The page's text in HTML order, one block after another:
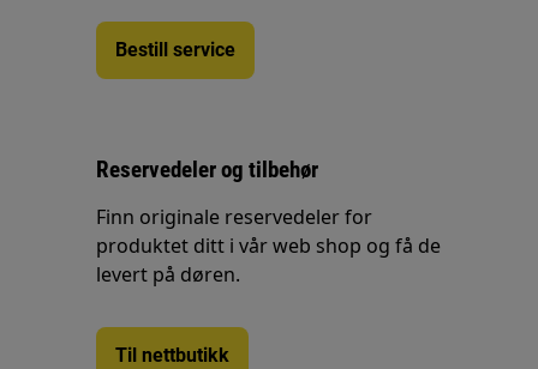
Bestill service
Reservedeler og tilbehør
Finn originale reservedeler for
produktet ditt i vår web shop og få de
levert på døren.
Til nettbutikk